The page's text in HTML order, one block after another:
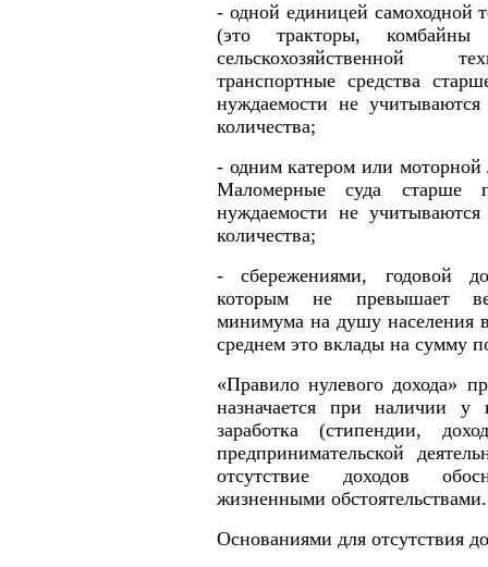
- одной единицей самоходной
(это тракторы,
сельскохозяйственной
транспортные средства
нуждаемости не
количества;
- одним катером или моторной
Маломерные суда старше
нуждаемости не
количества;
- сбережениями, годовой
которым не превышает
минимума на душу населения
среднем это вклады на сумму
«Правило нулевого дохода»
назначается при наличии у
заработка (стипендии,
предпринимательской
отсутствие доходов
жизненными обстоятельствами.
Основаниями для отсутствия